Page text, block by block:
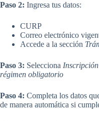
Paso 2: Ingresa tus datos:
CURP
Correo electrónico
Accede a la sección
Paso 3: Selecciona
régimen obligatorio
Paso 4: Completa los datos
de manera automática si